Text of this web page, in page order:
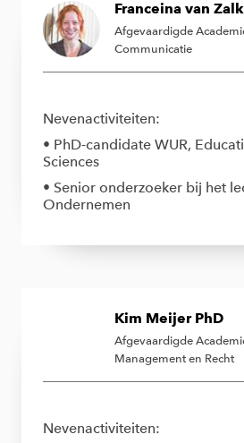
Franceina van
Afgevaardigde
Communicatie
Nevenactiviteiten:
• PhD-candidate WUR,
Sciences
• Senior onderzoeker bij het
Ondernemen
Kim Meijer PhD
Afgevaardigde
Management en Recht
Nevenactiviteiten: